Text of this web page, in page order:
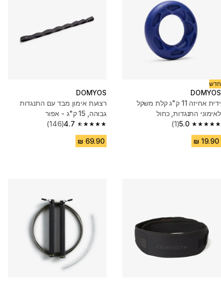
חדש
DOMYOS
ידית אחיזה 11 ק"ג קלת משקל
לאימוני התנגדות, כחול
5.0
5.0 out of 5 stars from 1 reviews
(1)
DOMYOS
רצועת אימון מבד עם התנגדות
גבוהה, 15 ק"ג - אפור
4.7
4.7 out of 5 stars from 146 reviews
(146)